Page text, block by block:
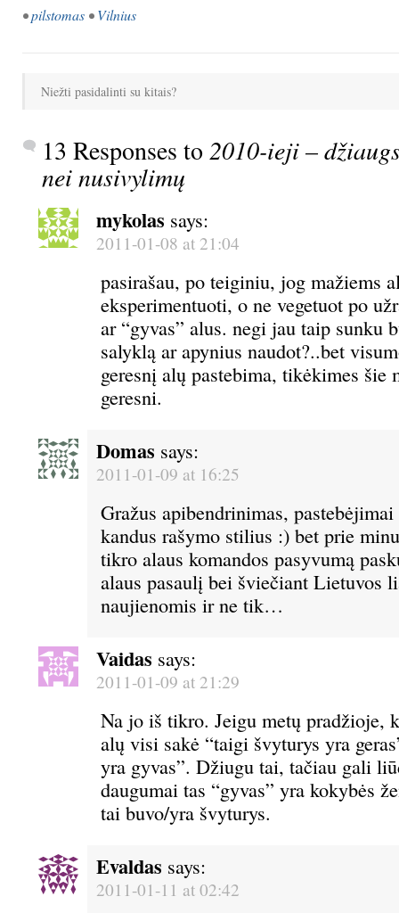
•pilstomas •Vilnius
Niežti pasidalinti su kitais?
13 Responses to2010-ieji –
nei nusivylimų
mykolas says:
2011-01-08 at 21:04
pasirašau, po teiginiu, jog mažiems
eksperimentuoti, o ne vegetuot po
ar “gyvas” alus. negi jau taip sunku
salyklą ar apynius naudot?..bet
geresnį alų pastebima, tikėkimes šie
geresni.
Domas says:
2011-01-09 at 16:25
Gražus apibendrinimas,
kandus rašymo stilius :) bet prie
tikro alaus komandos pasyvumą
alaus pasaulį bei šviečiant Lietuvos
naujienomis ir ne tik…
Vaidas says:
2011-01-09 at 21:29
Na jo iš tikro. Jeigu metų pradžioje,
alų visi sakė “taigi švyturys yra
yra gyvas”. Džiugu tai, tačiau gali
daugumai tas “gyvas” yra kokybės
tai buvo/yra švyturys.
Evaldas says:
2011-01-11 at 02:42